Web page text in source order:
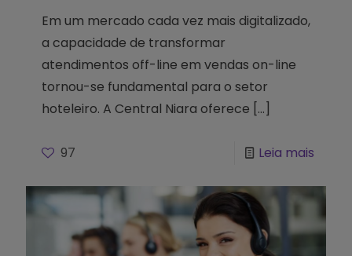
Em um mercado cada vez mais digitalizado,
a capacidade de transformar
atendimentos off-line em vendas on-line
tornou-se fundamental para o setor
hoteleiro. A Central Niara oferece […]
97 Leia mais